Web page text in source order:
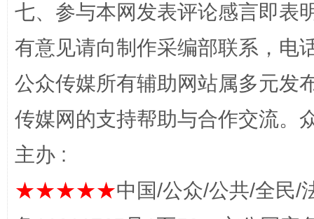
完善运行机制助力责任有效落实
七、参与本网发表评论感言即表
有意见请向制作采编部联系，电
公众传媒所有辅助网站属多元发
传媒网的支持帮助与合作交流。
主办 :
★★★★★中国/公众/公共/全民/